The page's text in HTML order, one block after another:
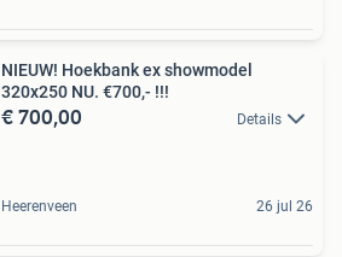
NIEUW! Hoekbank ex showmodel
320x250 NU. €700,- !!!
€ 700,00 Details
Heerenveen 26 jul 26